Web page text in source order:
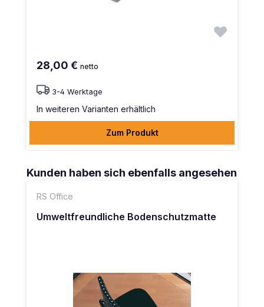
28,00 € netto
3-4 Werktage
In weiteren Varianten erhältlich
Zum Produkt
Produktgalerie überspringen
Kunden haben sich ebenfalls angesehen
RS Office
Umweltfreundliche Bodenschutzmatte